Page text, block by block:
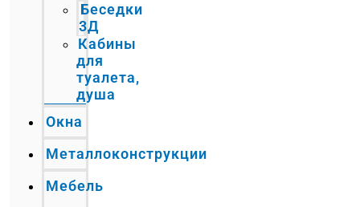
Беседки
3Д
Кабины
для
туалета,
душа
Окна
Металлоконструкции
Мебель